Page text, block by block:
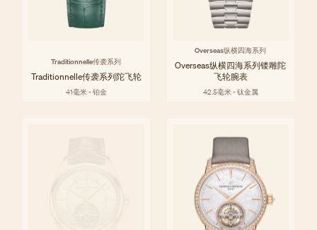
Traditionnelle传袭系列
Traditionnelle传袭系列陀飞轮
41毫米 - 铂金
Overseas纵横四海系列
Overseas纵横四海系列镂雕陀
飞轮腕表
42.5毫米 - 钛金属